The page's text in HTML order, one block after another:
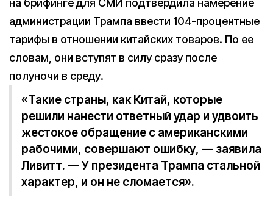
на брифинге для СМИ подтвердила намерение
администрации Трампа ввести 104-процентные
тарифы в отношении китайских товаров. По ее
словам, они вступят в силу сразу после
полуночи в среду.
«Такие страны, как Китай, которые
решили нанести ответный удар и удвоить
жестокое обращение с американскими
рабочими, совершают ошибку, — заявила
Ливитт. — У президента Трампа стальной
характер, и он не сломается».